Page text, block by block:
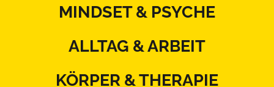
MINDSET & PSYCHE
ALLTAG & ARBEIT
KÖRPER & THERAPIE